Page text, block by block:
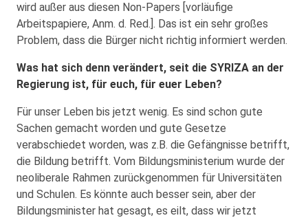
wird außer aus diesen Non-Papers [vorläufige
Arbeitspapiere, Anm. d. Red.]. Das ist ein sehr großes
Problem, dass die Bürger nicht richtig informiert werden.
Was hat sich denn verändert, seit die SYRIZA an der
Regierung ist, für euch, für euer Leben?
Für unser Leben bis jetzt wenig. Es sind schon gute
Sachen gemacht worden und gute Gesetze
verabschiedet worden, was z.B. die Gefängnisse betrifft,
die Bildung betrifft. Vom Bildungsministerium wurde der
neoliberale Rahmen zurückgenommen für Universitäten
und Schulen. Es könnte auch besser sein, aber der
Bildungsminister hat gesagt, es eilt, dass wir jetzt